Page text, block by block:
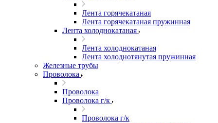
Лента горячекатаная
Лента горячекатаная пружинная
Лента холоднокатаная
Лента холоднокатаная
Лента холоднотянутая пружинная
Железные трубы
Проволока
Проволока
Проволока г/к
Проволока г/к